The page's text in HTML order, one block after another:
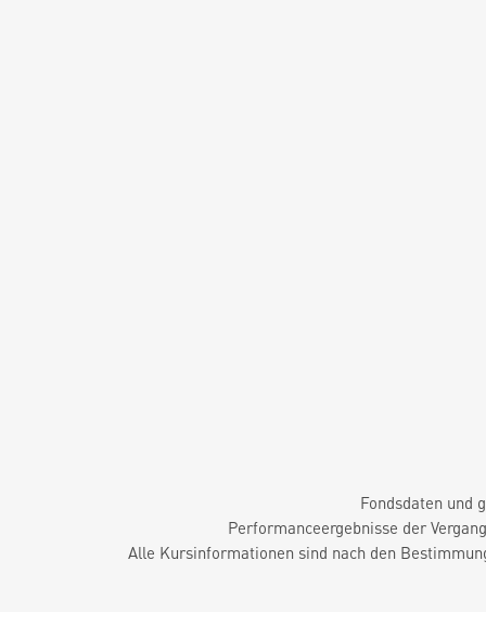
Fondsdaten und
Performanceergebnisse der
Alle Kursinformationen sind nach den